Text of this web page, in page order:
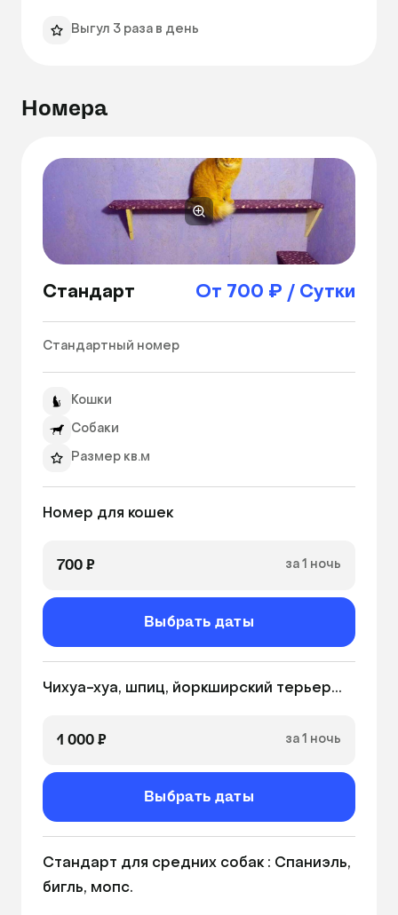
Выгул 3 раза в день
Номера
Стандарт От 700 ₽ / Сутки
Стандартный номер
Кошки
Собаки
Размер кв.м
Номер для кошек
700 ₽ за 1 ночь
Выбрать даты
Чихуа-хуа, шпиц, йоркширский терьер...
1 000 ₽ за 1 ночь
Выбрать даты
Стандарт для средних собак : Спаниэль,
бигль, мопс.